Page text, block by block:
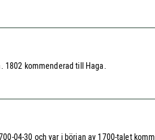
1802 kommenderad till Haga.
04-30 och var i början av 1700-talet